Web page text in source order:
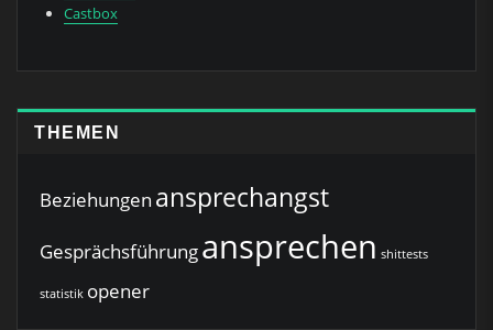
Castbox
THEMEN
Beziehungen ansprechangst
Gesprächsführungansprechen shittests
statistik opener